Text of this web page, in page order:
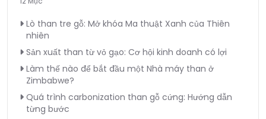
Lò than tre gỗ: Mở khóa Ma thuật Xanh của Thiên
nhiên
Sản xuất than từ vỏ gạo: Cơ hội kinh doanh có lợi
Làm thế nào để bắt đầu một Nhà máy than ở
Zimbabwe?
Quá trình carbonization than gỗ cứng: Hướng dẫn
từng bước